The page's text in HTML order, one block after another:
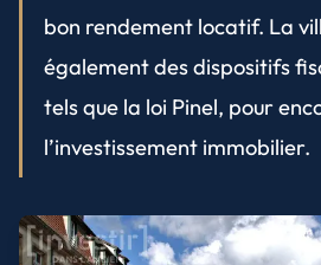
bon rendement locatif. La
également des dispositifs
tels que la loi Pinel, pour
l’investissement immobilier.